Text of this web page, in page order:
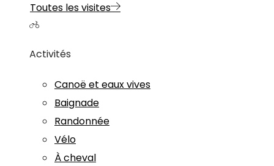
Toutes les visites
Activités
Canoë et eaux vives
Baignade
Randonnée
Vélo
À cheval